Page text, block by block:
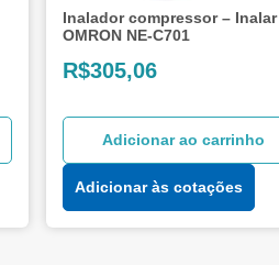
Inalador compressor – Inalar
OMRON NE-C701
R$305,06
Adicionar ao carrinho
Adicionar às cotações